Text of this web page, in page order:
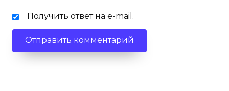
Получить ответ на e-mail.